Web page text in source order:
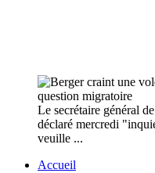
Le secrétaire général
déclaré mercredi
veuille ...
Accueil